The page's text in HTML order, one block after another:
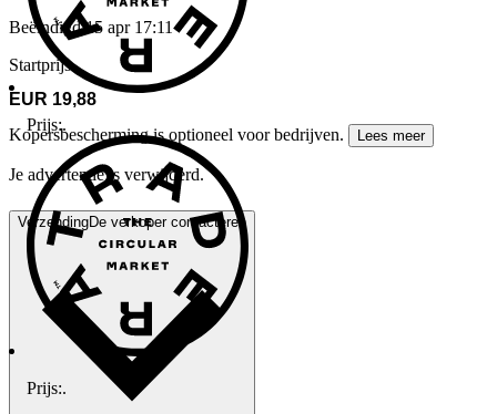
Beëindigd 15 apr 17:11
Startprijs
EUR 19,88
Kopersbescherming is optioneel voor bedrijven.
Lees meer
Je advertentie is verwijderd.
VerzendingDe verkoper contacteren
Prijs:.
Prijs:.